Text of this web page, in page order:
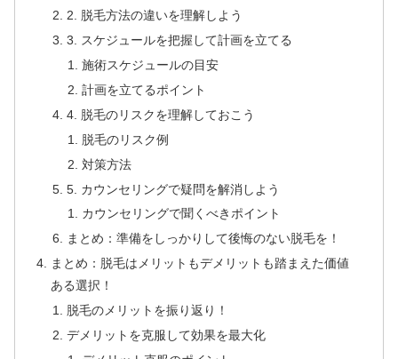
2. 脱毛方法の違いを理解しよう
3. スケジュールを把握して計画を立てる
施術スケジュールの目安
計画を立てるポイント
4. 脱毛のリスクを理解しておこう
脱毛のリスク例
対策方法
5. カウンセリングで疑問を解消しよう
カウンセリングで聞くべきポイント
まとめ：準備をしっかりして後悔のない脱毛を！
まとめ：脱毛はメリットもデメリットも踏まえた価値
ある選択！
脱毛のメリットを振り返り！
デメリットを克服して効果を最大化